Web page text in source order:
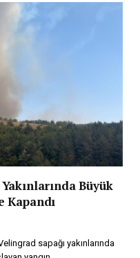
Büyük
Kapandı
sapağı yakınlarında